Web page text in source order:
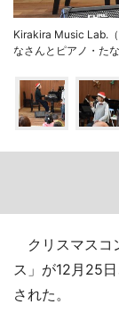
Kirakira Music Lab.
なさんとピアノ・た
クリスマスコ
ス」が12月25
された。